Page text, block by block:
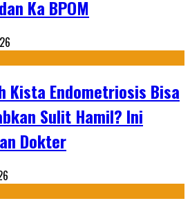
Ka BPOM
Kista Endometriosis Bisa
Sulit Hamil? Ini
Dokter